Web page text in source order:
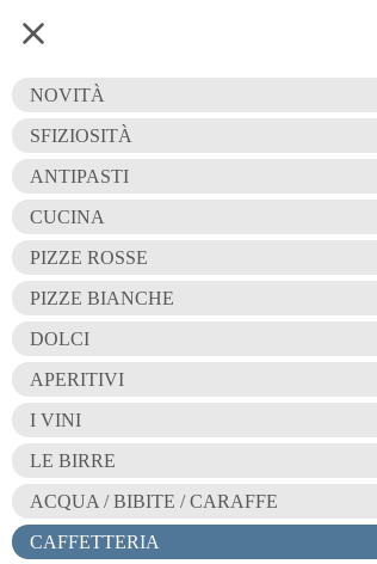
NOVITÀ
SFIZIOSITÀ
ANTIPASTI
CUCINA
PIZZE ROSSE
PIZZE BIANCHE
DOLCI
APERITIVI
I VINI
LE BIRRE
ACQUA / BIBITE / CARAFFE
CAFFETTERIA
CAFFETTERIA